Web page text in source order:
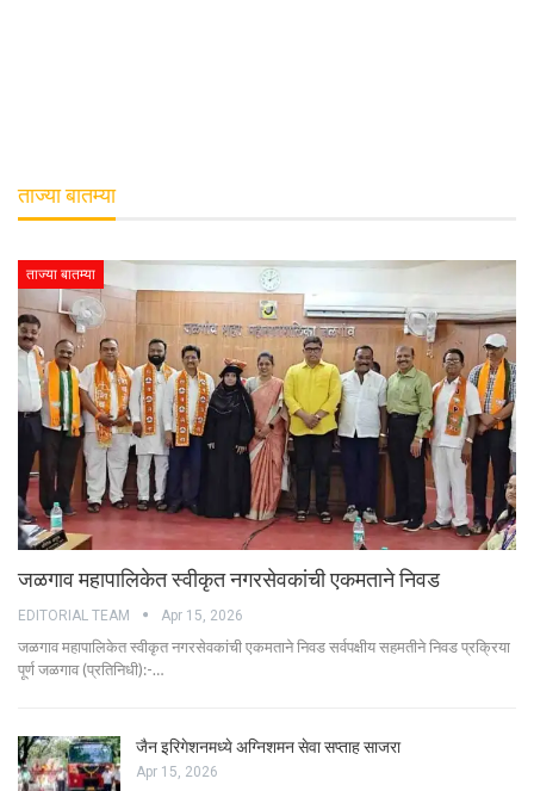
ताज्या बातम्या
ताज्या बातम्या
जळगाव महापालिकेत स्वीकृत नगरसेवकांची एकमताने निवड
EDITORIAL TEAM Apr 15, 2026
जळगाव महापालिकेत स्वीकृत नगरसेवकांची एकमताने निवड सर्वपक्षीय सहमतीने निवड प्रक्रिया
पूर्ण जळगाव (प्रतिनिधी):-…
जैन इरिगेशनमध्ये अग्निशमन सेवा सप्ताह साजरा
Apr 15, 2026